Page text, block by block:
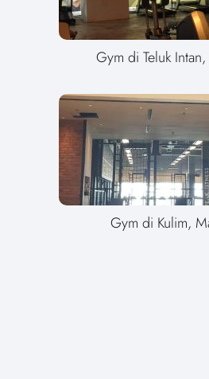
Gym di Teluk
Gym di Kulim,